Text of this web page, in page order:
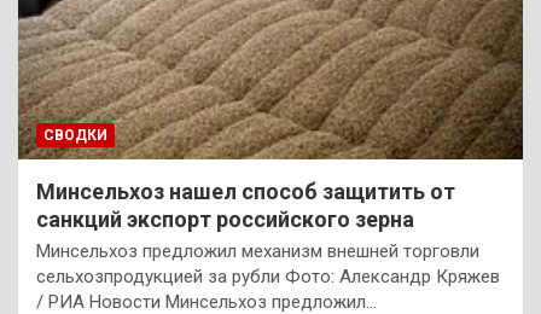
СВОДКИ
Минсельхоз нашел способ защитить от
санкций экспорт российского зерна
Минсельхоз предложил механизм внешней торговли
сельхозпродукцией за рубли Фото: Александр Кряжев
/ РИА Новости Минсельхоз предложил…